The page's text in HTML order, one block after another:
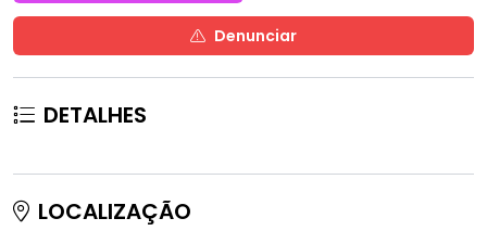
Denunciar
DETALHES
LOCALIZAÇÃO